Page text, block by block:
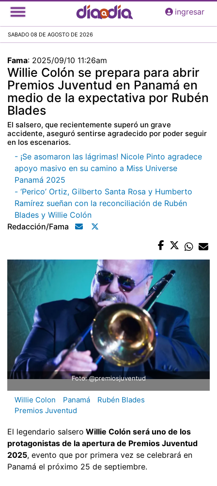
Pasar
al
principal
ingresar
SABADO 08 DE AGOSTO DE 2026
Fama: 2025/09/10 11:26am
Willie Colón se prepara para abrir
Premios Juventud en Panamá en
medio de la expectativa por Rubén
Blades
El salsero, que recientemente superó un grave
accidente, aseguró sentirse agradecido por poder seguir
en los escenarios.
- ¡Se asomaron las lágrimas! Nicole Pinto agradece
apoyo masivo en su camino a Miss Universe
Panamá 2025
- ‘Perico’ Ortiz, Gilberto Santa Rosa y Humberto
Ramírez sueñan con la reconciliación de Rubén
Blades y Willie Colón
Redacción/fama
Foto: @premiosjuventud
Willie Colon Panamá
Rubén Blades
Premios Juventud
El legendario salsero Willie Colón será uno de los
protagonistas de la apertura de Premios Juventud
2025, evento que por primera vez se celebrará en
Panamá el próximo 25 de septiembre.